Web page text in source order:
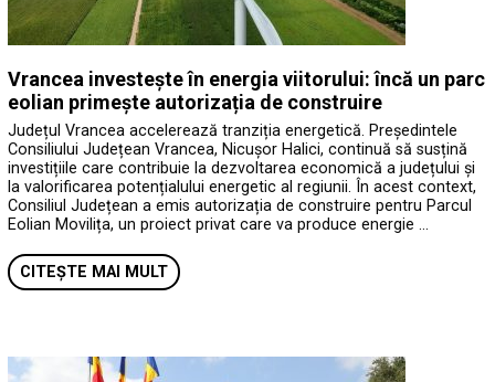
Vrancea investește în energia viitorului: încă un parc
eolian primește autorizația de construire
Județul Vrancea accelerează tranziția energetică. Președintele
Consiliului Județean Vrancea, Nicușor Halici, continuă să susțină
investițiile care contribuie la dezvoltarea economică a județului și
la valorificarea potențialului energetic al regiunii. În acest context,
Consiliul Județean a emis autorizația de construire pentru Parcul
Eolian Movilița, un proiect privat care va produce energie …
CITEȘTE MAI MULT